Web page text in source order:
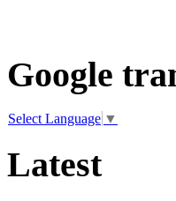
Google
Select Language ▼
Latest